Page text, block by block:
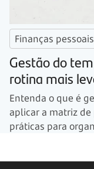
Finanças pessoais
Gestão do
rotina mais
Entenda o que é
aplicar a matriz
práticas para